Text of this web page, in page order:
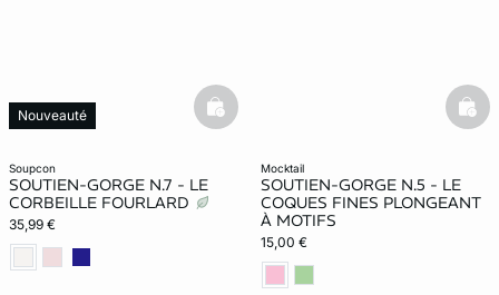
soupcon
SOUTIEN-GORGE N.7 - LE
CORBEILLE FOURLARD
35,99 €
Nouveauté basketfull
mocktail
SOUTIEN-GORGE N.5 - LE
COQUES FINES PLONGEANT
À MOTIFS
15,00 €